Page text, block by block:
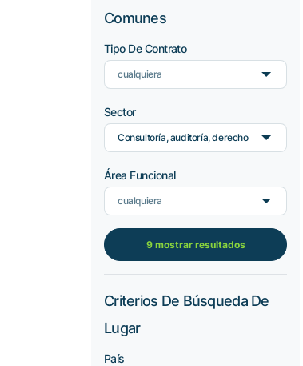
Comunes
Tipo De Contrato
cualquiera
Sector
Consultoría, auditoría, derecho
Área Funcional
cualquiera
9 mostrar resultados
Criterios De Búsqueda De
Lugar
País